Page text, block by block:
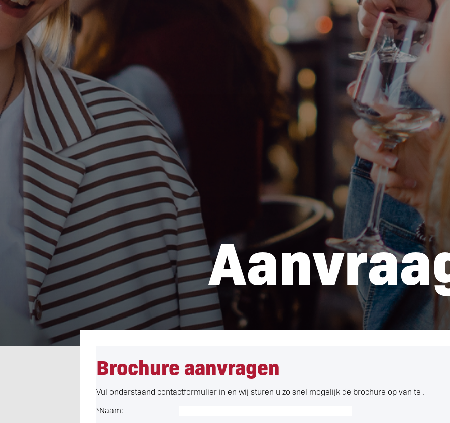
Brochure aanvragen
Vul onderstaand contactformulier in en wij sturen u zo snel mogelijk de brochure op van te .
*Naam: